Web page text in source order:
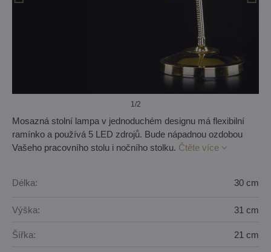
1/2
Mosazná stolní lampa v jednoduchém designu má flexibilní
ramínko a používá 5 LED zdrojů. Bude nápadnou ozdobou
Vašeho pracovního stolu i nočního stolku. Čtěte více
Délka: 30 cm
Výška: 31 cm
Šířka: 21 cm